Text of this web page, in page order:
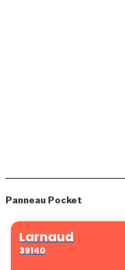
Panneau Pocket